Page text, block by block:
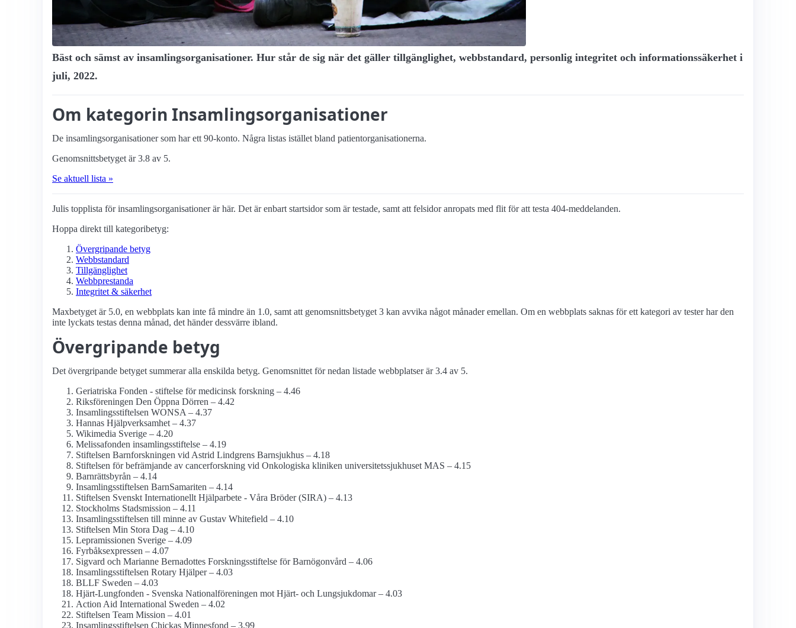
Bäst och sämst av insamlings­organisationer. Hur står de sig när det gäller tillgänglighet, webbstandard, personlig integritet och informationssäkerhet i
juli, 2022.
Om kategorin Insamlings­organisationer
De insamlings­organisationer som har ett 90-konto. Några listas istället bland patient­organisationerna.
Genomsnittsbetyget är 3.8 av 5.
Se aktuell lista »
Julis topplista för insamlings­organisationer är här. Det är enbart startsidor som är testade, samt att felsidor anropats med flit för att testa 404-meddelanden.
Hoppa direkt till kategoribetyg:
Övergripande betyg
Webbstandard
Tillgänglighet
Webbprestanda
Integritet & säkerhet
Maxbetyget är 5.0, en webbplats kan inte få mindre än 1.0, samt att genomsnittsbetyget 3 kan avvika något månader emellan. Om en webbplats saknas för ett kategori av tester har den
inte lyckats testas denna månad, det händer dessvärre ibland.
Övergripande betyg
Det övergripande betyget summerar alla enskilda betyg. Genomsnittet för nedan listade webbplatser är 3.4 av 5.
Geriatriska Fonden - stiftelse för medicinsk forskning – 4.46
Riksföreningen Den Öppna Dörren – 4.42
Insamlings­stiftelsen WONSA – 4.37
Hannas Hjälp­verksamhet – 4.37
Wikimedia Sverige – 4.20
Melissafonden insamlings­stiftelse – 4.19
Stiftelsen Barn­forskningen vid Astrid Lindgrens Barn­sjukhus – 4.18
Stiftelsen för befrämjande av cancerforskning vid Onkologiska kliniken universitets­sjukhuset MAS – 4.15
Barnrättsbyrån – 4.14
Insamlings­stiftelsen BarnSamariten – 4.14
Stiftelsen Svenskt Internationellt Hjälparbete - Våra Bröder (SIRA) – 4.13
Stockholms Stadsmission – 4.11
Insamlings­stiftelsen till minne av Gustav Whitefield – 4.10
Stiftelsen Min Stora Dag – 4.10
Lepramissionen Sverige – 4.09
Fyrbåks­expressen – 4.07
Sigvard och Marianne Bernadottes Forskningss­tiftelse för Barnögon­vård – 4.06
Insamlings­stiftelsen Rotary Hjälper – 4.03
BLLF Sweden – 4.03
Hjärt-Lungfonden - Svenska National­föreningen mot Hjärt- och Lung­sjukdomar – 4.03
Action Aid International Sweden – 4.02
Stiftelsen Team Mission – 4.01
Insamlings­stiftelsen Chickas Minnesfond – 3.99